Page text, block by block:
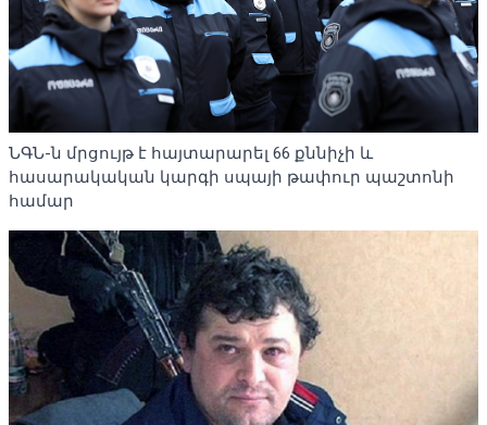
ՆԳՆ-ն մրցույթ է հայտարարել 66 քննիչի և
հասարակական կարգի սպայի թափուր պաշտոնի
համար